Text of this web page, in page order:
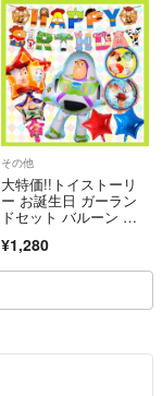
その他
大特価!!トイストーリ
ー お誕生日 ガーラン
ドセット バルーン 飾
¥1,280